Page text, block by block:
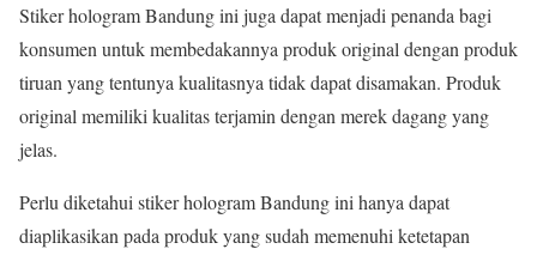
Stiker hologram Bandung ini juga dapat menjadi penanda bagi
konsumen untuk membedakannya produk original dengan produk
tiruan yang tentunya kualitasnya tidak dapat disamakan. Produk
original memiliki kualitas terjamin dengan merek dagang yang
jelas.
Perlu diketahui stiker hologram Bandung ini hanya dapat
diaplikasikan pada produk yang sudah memenuhi ketetapan